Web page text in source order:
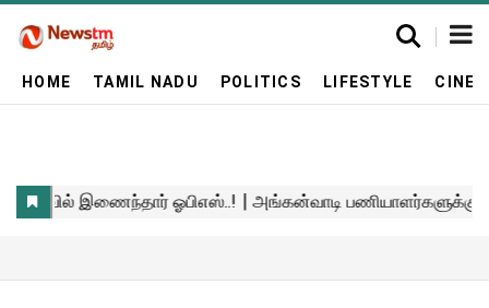
HOME TAMIL NADU POLITICS LIFESTYLE